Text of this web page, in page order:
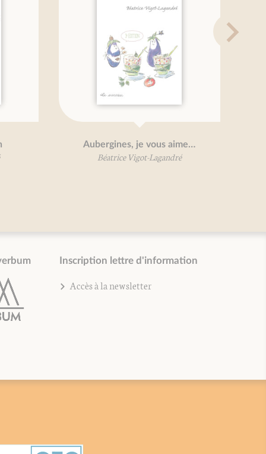
Aubergines, je vous aime…
Béatrice Vigot-Lagandré
Inscription lettre d'information
Accès à la newsletter